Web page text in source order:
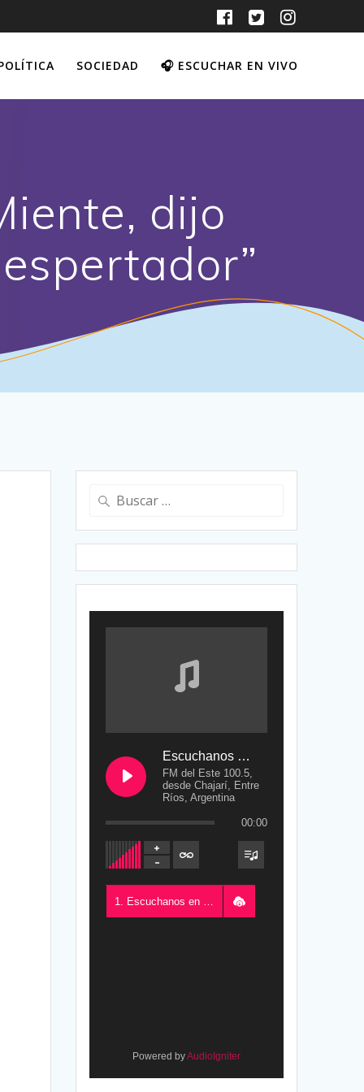
SOCIEDAD 🎧 ESCUCHAR EN VIVO
dijo
Buscar:
Escuchanos en Vivo
FM del Este 100.5,
desde Chajarí, Entre
Ríos, Argentina
00:00
1. Escuchanos en Vivo - FM del Este 100.5, desde Chajarí, Entre Ríos, Argentina
Powered byAudioIgniter